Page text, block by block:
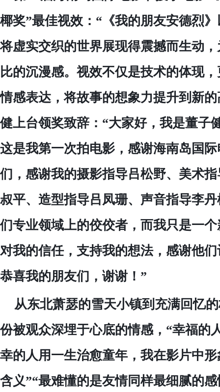
椰奖”最佳视效：“《我的朋友安德烈
将虚实交织的世界展现得震撼而生动
比的沉漫感。视效不仅是技术的体现
情感表达，将故事的想象力提升到新
健上台领奖致辞：“大家好，我是董子
这是我第一次拍电影，感谢海南岛国
们，感谢我的摄影指导吕松野、美术
叔平、造型指导吕凤珊、声音指导李
们专业领域上的佼佼者，而我只是一
对我的信任，支持我的想法，感谢他
恭喜我的朋友们，谢谢！”
从东北萧瑟的雪天小镇到充满回忆
份被观众深埋于心底的情感， “幸福的
幸的人用一生治愈童年，我在影片中
含义”“最难懂的是友情同样最细腻的